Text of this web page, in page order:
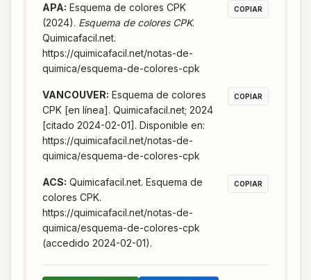
APA: Esquema de colores CPK
(2024). Esquema de colores CPK.
Quimicafacil.net.
https://quimicafacil.net/notas-de-
quimica/esquema-de-colores-cpk
COPIAR
VANCOUVER: Esquema de colores
CPK [en línea]. Quimicafacil.net; 2024
[citado 2024-02-01]. Disponible en:
https://quimicafacil.net/notas-de-
quimica/esquema-de-colores-cpk
COPIAR
ACS: Quimicafacil.net. Esquema de
colores CPK.
https://quimicafacil.net/notas-de-
quimica/esquema-de-colores-cpk
(accedido 2024-02-01).
COPIAR